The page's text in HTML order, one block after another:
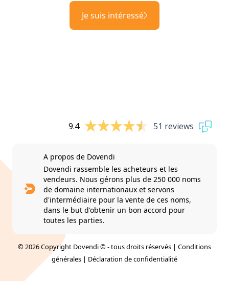
Je suis intéressé
9.4 51 reviews
A propos de Dovendi
Dovendi rassemble les acheteurs et les
vendeurs. Nous gérons plus de 250 000 noms
de domaine internationaux et servons
d'intermédiaire pour la vente de ces noms,
dans le but d'obtenir un bon accord pour
toutes les parties.
© 2026 Copyright Dovendi © - tous droits réservés | Conditions
générales | Déclaration de confidentialité